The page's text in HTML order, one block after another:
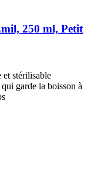
250 ml, Petit
et stérilisable
garde la boisson à